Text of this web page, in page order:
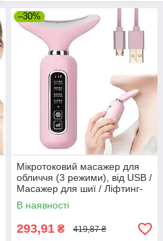
–30%
Мікротоковий масажер для
обличчя (3 режими), від USB /
Масажер для шиї / Ліфтинг-
масажер
В наявності
293,91 ₴ 419,87 ₴